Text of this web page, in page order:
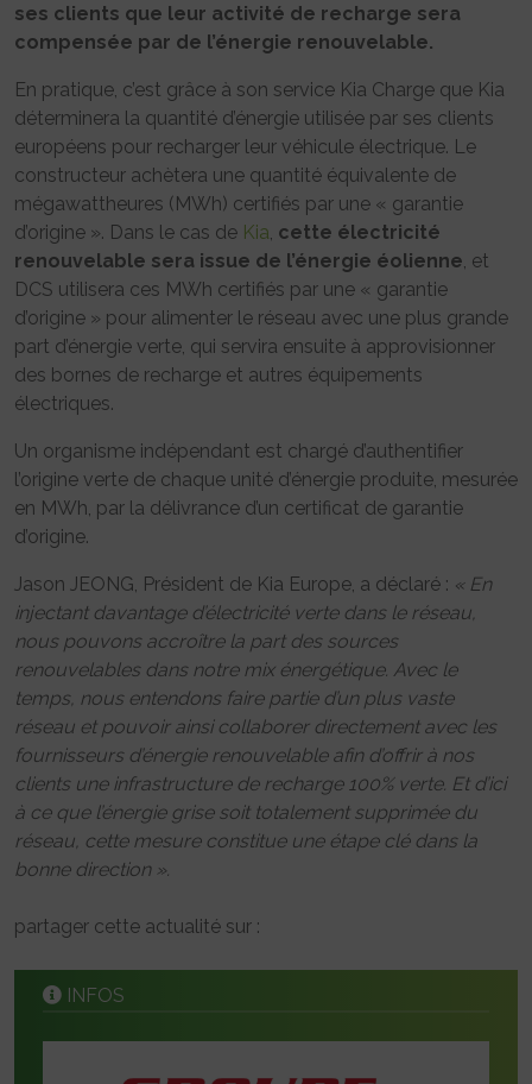
ses clients que leur activité de recharge sera
compensée par de l’énergie renouvelable.
En pratique, c’est grâce à son service Kia Charge que Kia
déterminera la quantité d’énergie utilisée par ses clients
européens pour recharger leur véhicule électrique. Le
constructeur achètera une quantité équivalente de
mégawattheures (MWh) certifiés par une « garantie
d’origine ». Dans le cas de Kia cette électricité
renouvelable sera issue de l’énergie éolienne , et
DCS utilisera ces MWh certifiés par une « garantie
d’origine » pour alimenter le réseau avec une plus grande
part d’énergie verte, qui servira ensuite à approvisionner
des bornes de recharge et autres équipements
électriques.
Un organisme indépendant est chargé d’authentifier
l’origine verte de chaque unité d’énergie produite, mesurée
en MWh, par la délivrance d’un certificat de garantie
d’origine.
Jason JEONG, Président de Kia Europe, a déclaré : « En
injectant davantage d’électricité verte dans le réseau,
nous pouvons accroître la part des sources
renouvelables dans notre mix énergétique. Avec le
temps, nous entendons faire partie d’un plus vaste
réseau et pouvoir ainsi collaborer directement avec les
fournisseurs d’énergie renouvelable afin d’offrir à nos
clients une infrastructure de recharge 100% verte. Et d’ici
à ce que l’énergie grise soit totalement supprimée du
réseau, cette mesure constitue une étape clé dans la
bonne direction ».
partager cette actualité sur :
INFOS